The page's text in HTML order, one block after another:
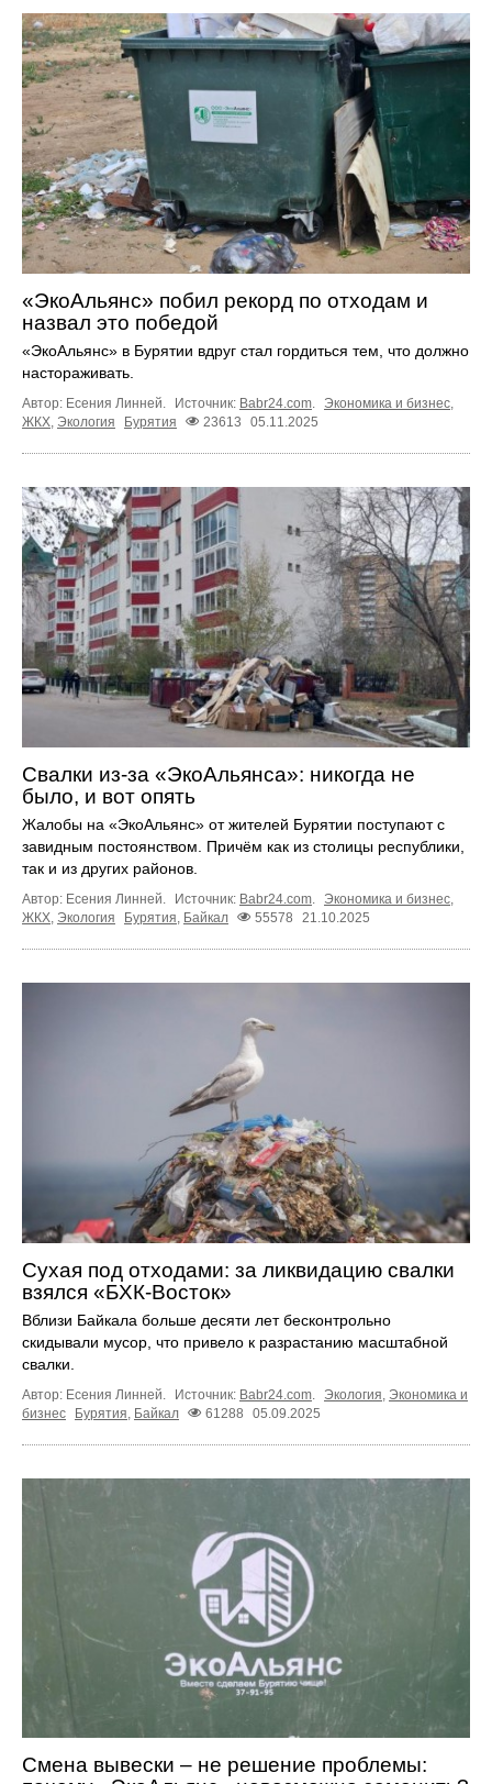
«ЭкоАльянс» побил рекорд по отходам и
назвал это победой
«ЭкоАльянс» в Бурятии вдруг стал гордиться тем, что должно
настораживать.
Автор: Есения Линней. Источник: Babr24.com. Экономика и бизнес,
ЖКХ, Экология Бурятия 23613 05.11.2025
Свалки из-за «ЭкоАльянса»: никогда не
было, и вот опять
Жалобы на «ЭкоАльянс» от жителей Бурятии поступают с
завидным постоянством. Причём как из столицы республики,
так и из других районов.
Автор: Есения Линней. Источник: Babr24.com Экономика и бизнес
ЖКХ, Экология Бурятия, Байкал 55578 21.10.2025
Сухая под отходами: за ликвидацию свалки
взялся «БХК-Восток»
Вблизи Байкала больше десяти лет бесконтрольно
скидывали мусор, что привело к разрастанию масштабной
свалки.
Автор: Есения Линней. Источник: Babr24.com Экология Экономика и
бизнес
Бурятия Байкал 61288 05.09.2025
Смена вывески – не решение проблемы: